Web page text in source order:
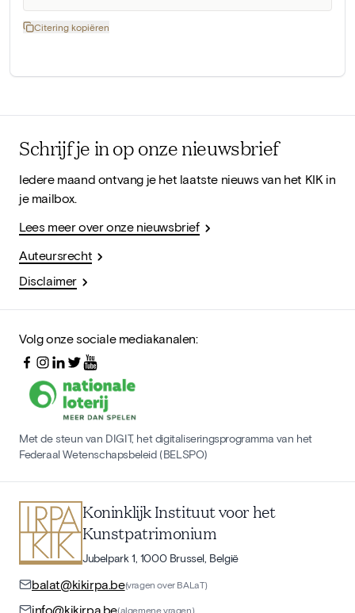
Citering kopiëren
Schrijf je in op onze nieuwsbrief
Iedere maand ontvang je het laatste nieuws van het KIK in
je mailbox.
Lees meer over onze nieuwsbrief
Auteursrecht
Disclaimer
Volg onze sociale mediakanalen:
Met de steun van DIGIT, het digitaliseringsprogramma van het
Federaal Wetenschapsbeleid (BELSPO)
Koninklijk Instituut voor het
Kunstpatrimonium
Jubelpark 1, 1000 Brussel, België
balat@kikirpa.be(vragen over BALaT)
info@kikirpa.be(algemene vragen)